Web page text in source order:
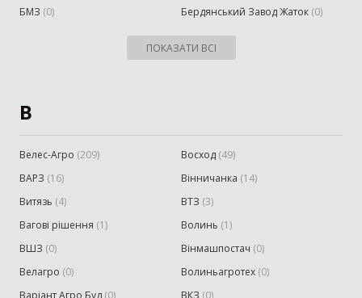
БМЗ (0) Бердянський Завод Жаток (0)
ПОКАЗАТИ ВСІ
В
Велес-Агро (209) Восход (49)
ВАРЗ (16) Вінничанка (14)
Витязь (4) ВТЗ (3)
Вагові рішення (1) Волинь (1)
ВШЗ (0) Вінмашпостач (0)
Велагро (0) Волиньагротех (0)
Варіант Агро Буд (0) ВКЗ (0)